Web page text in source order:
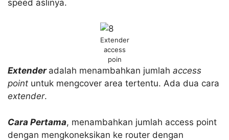
speed aslinya.
Extender
access
poin
Extender adalah menambahkan jumlah access
point untuk mengcover area tertentu. Ada dua cara
extender.
Cara Pertama, menambahkan jumlah access point
dengan mengkoneksikan ke router dengan